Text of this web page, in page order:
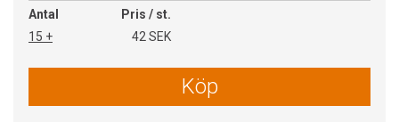
Antal
Pris / st.
15 +
42 SEK
Köp